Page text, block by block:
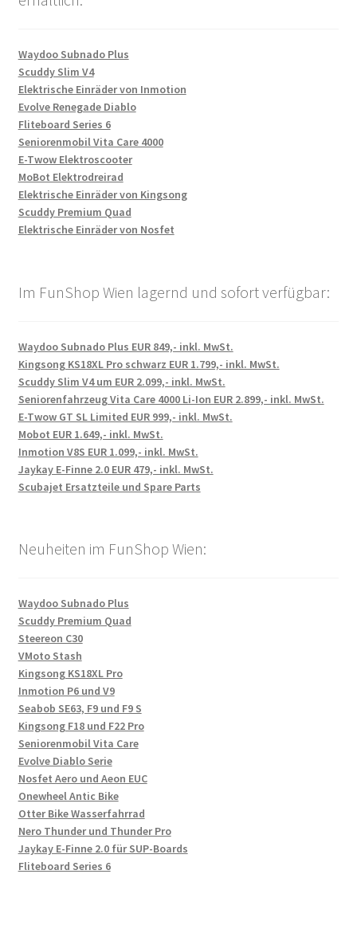
Waydoo Subnado Plus
Scuddy Slim V4
Elektrische Einräder von Inmotion
Evolve Renegade Diablo
Fliteboard Series 6
Seniorenmobil Vita Care 4000
E-Twow Elektroscooter
MoBot Elektrodreirad
Elektrische Einräder von Kingsong
Scuddy Premium Quad
Elektrische Einräder von Nosfet
Im FunShop Wien lagernd und sofort verfügbar:
Waydoo Subnado Plus EUR 849,- inkl. MwSt.
Kingsong KS18XL Pro schwarz EUR 1.799,- inkl. MwSt.
Scuddy Slim V4 um EUR 2.099,- inkl. MwSt.
Seniorenfahrzeug Vita Care 4000 Li-Ion EUR 2.899,- inkl. MwSt.
E-Twow GT SL Limited EUR 999,- inkl. MwSt.
Mobot EUR 1.649,- inkl. MwSt.
Inmotion V8S EUR 1.099,- inkl. MwSt.
Jaykay E-Finne 2.0 EUR 479,- inkl. MwSt.
Scubajet Ersatzteile und Spare Parts
Neuheiten im FunShop Wien:
Waydoo Subnado Plus
Scuddy Premium Quad
Steereon C30
VMoto Stash
Kingsong KS18XL Pro
Inmotion P6 und V9
Seabob SE63, F9 und F9 S
Kingsong F18 und F22 Pro
Seniorenmobil Vita Care
Evolve Diablo Serie
Nosfet Aero und Aeon EUC
Onewheel Antic Bike
Otter Bike Wasserfahrrad
Nero Thunder und Thunder Pro
Jaykay E-Finne 2.0 für SUP-Boards
Fliteboard Series 6